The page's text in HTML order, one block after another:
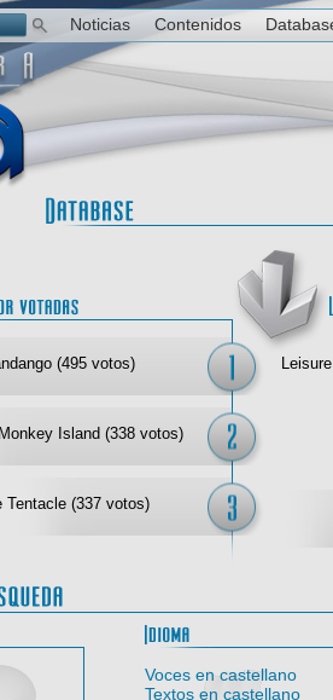
Noticias Contenidos
Las mejor
(495 votos)
Island (338 votos)
Tentacle (337 votos)
Control
Voces en castellano
Textos en castellano